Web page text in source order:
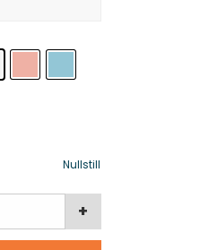
Nullstill
+